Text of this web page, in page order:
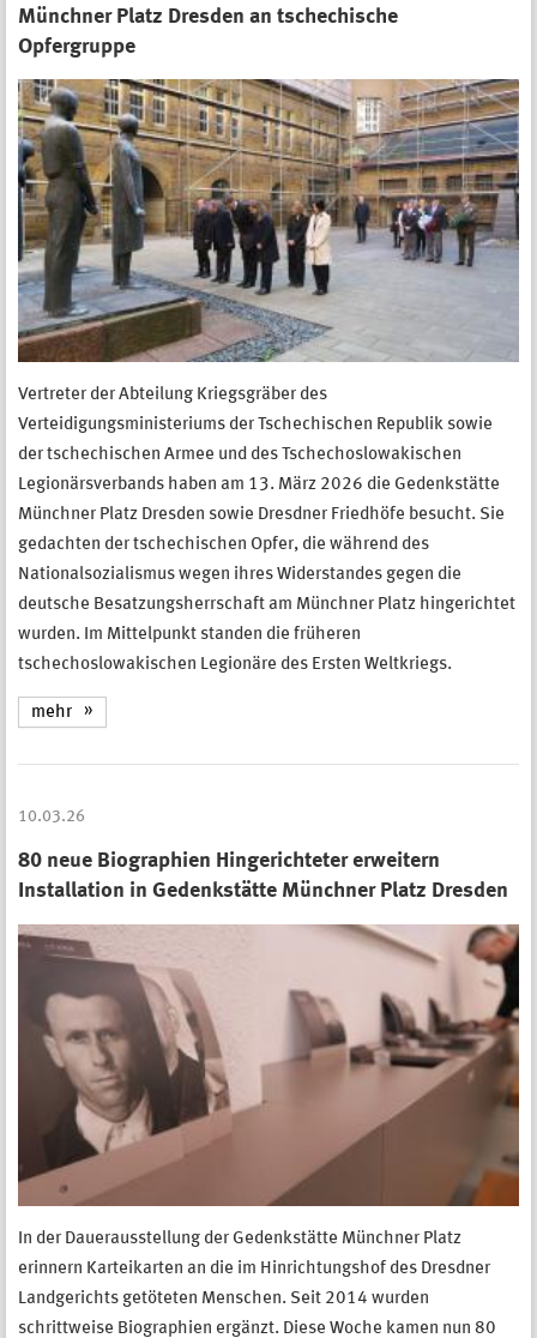
Münchner Platz Dresden an tschechische
Opfergruppe
Vertreter der Abteilung Kriegsgräber des
Verteidigungsministeriums der Tschechischen Republik sowie
der tschechischen Armee und des Tschechoslowakischen
Legionärsverbands haben am 13. März 2026 die Gedenkstätte
Münchner Platz Dresden sowie Dresdner Friedhöfe besucht. Sie
gedachten der tschechischen Opfer, die während des
Nationalsozialismus wegen ihres Widerstandes gegen die
deutsche Besatzungsherrschaft am Münchner Platz hingerichtet
wurden. Im Mittelpunkt standen die früheren
tschechoslowakischen Legionäre des Ersten Weltkriegs.
mehr
10.03.26
80 neue Biographien Hingerichteter erweitern
Installation in Gedenkstätte Münchner Platz Dresden
In der Dauerausstellung der Gedenkstätte Münchner Platz
erinnern Karteikarten an die im Hinrichtungshof des Dresdner
Landgerichts getöteten Menschen. Seit 2014 wurden
schrittweise Biographien ergänzt. Diese Woche kamen nun 80